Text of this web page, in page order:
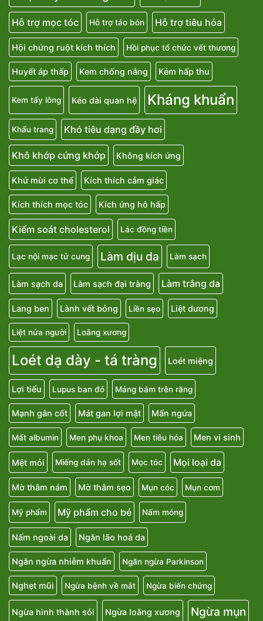
Hỗ trợ mọc tóc Hỗ trợ táo bón Hỗ trợ tiêu hóa
Hội chứng ruột kích thích Hồi phục tổ chức vết thương
Huyết áp thấp Kem chống nắng Kém hấp thu
Kem tẩy lông Kéo dài quan hệ Kháng khuẩn
Khẩu trang Khó tiêu dạng đầy hơi
Khô khớp cứng khớp Không kích ứng
Khử mùi cơ thể Kích thích cảm giác
Kích thích mọc tóc Kích ứng hô hấp
Kiểm soát cholesterol Lác đồng tiền
Lạc nội mạc tử cung Làm dịu da Làm sạch
Làm sạch da Làm sạch đại tràng Làm trắng da
Lang ben Lành vết bỏng Liền sẹo Liệt dương
Liệt nửa người Loãng xương
Loét dạ dày - tá tràng Loét miệng
Lợi tiểu Lupus ban đỏ Mảng bám trên răng
Mạnh gân cốt Mát gan lợi mật Mẩn ngứa
Mất albumin Men phụ khoa Men tiêu hóa Men vi sinh
Mệt mỏi Miếng dán hạ sốt Mọc tóc Mọi loại da
Mờ thâm nám Mờ thâm sẹo Mụn cóc Mụn cơm
Mỹ phẩm Mỹ phẩm cho bé Nấm móng
Nấm ngoài da Ngăn lão hoá da
Ngăn ngừa nhiễm khuẩn Ngăn ngừa Parkinson
Nghẹt mũi Ngừa bệnh về mắt Ngừa biến chứng
Ngừa hình thành sỏi Ngừa loãng xương Ngừa mụn